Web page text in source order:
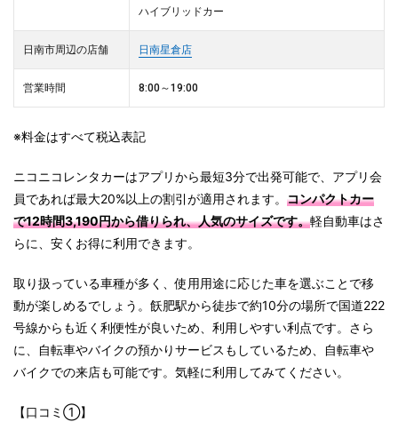
ハイブリッドカー
日南市周辺の店舗 日南星倉店
営業時間 8:00～19:00
※料金はすべて税込表記
ニコニコレンタカーはアプリから最短3分で出発可能で、アプリ会
員であれば最大20%以上の割引が適用されます。 コンパクトカー
で12時間3,190円から借りられ、人気のサイズです。軽自動車はさ
らに、安くお得に利用できます。
取り扱っている車種が多く、使用用途に応じた車を選ぶことで移
動が楽しめるでしょう。飫肥駅から徒歩で約10分の場所で国道222
号線からも近く利便性が良いため、利用しやすい利点です。さら
に、自転車やバイクの預かりサービスもしているため、
自転車や
バイクでの来店も可能です。気軽に利用してみてください。
【口コミ①】